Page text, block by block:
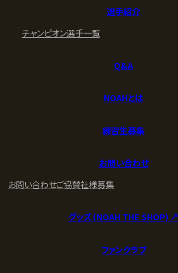
選手紹介
チャンピオン選手一覧
Q&A
NOAHとは
練習生募集
お問い合わせ
お問い合わせご協賛社様募集
グッズ (NOAH THE SHOP) ↗︎
ファンクラブ